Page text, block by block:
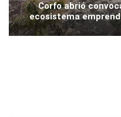
Corfo abrió
ecosistema